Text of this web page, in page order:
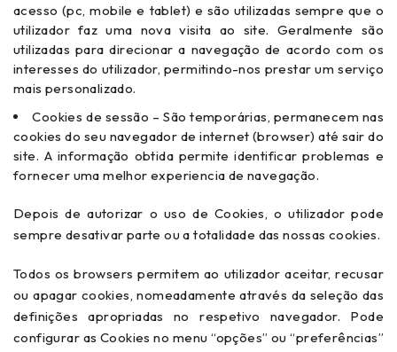
acesso (pc, mobile e tablet) e são utilizadas sempre que o
utilizador faz uma nova visita ao site. Geralmente são
utilizadas para direcionar a navegação de acordo com os
interesses do utilizador, permitindo-nos prestar um serviço
mais personalizado.
Cookies de sessão – São temporárias, permanecem nas
cookies do seu navegador de internet (browser) até sair do
site. A informação obtida permite identificar problemas e
fornecer uma melhor experiencia de navegação.
Depois de autorizar o uso de Cookies, o utilizador pode
sempre desativar parte ou a totalidade das nossas cookies.
Todos os browsers permitem ao utilizador aceitar, recusar
ou apagar cookies, nomeadamente através da seleção das
definições apropriadas no respetivo navegador. Pode
configurar as Cookies no menu “opções” ou “preferências”